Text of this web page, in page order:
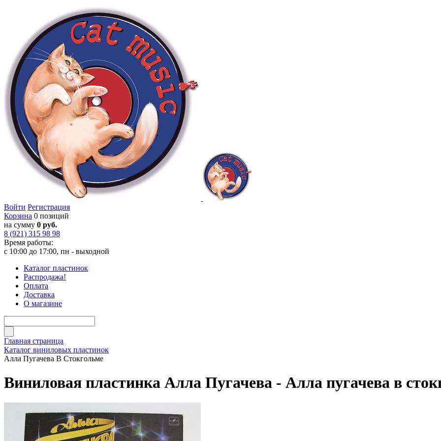
Войти Регистрация
Корзина 0 позиций
на сумму 0 руб.
8 (921) 315 98 98
Время работы:
с 10:00 до 17:00, пн - выходной
Каталог пластинок
Распродажа!
Оплата
Доставка
О магазине
Главная страница
Каталог виниловых пластинок
Алла Пугачева В Стокгольме
Виниловая пластинка Алла Пугачева - Алла пугачева в